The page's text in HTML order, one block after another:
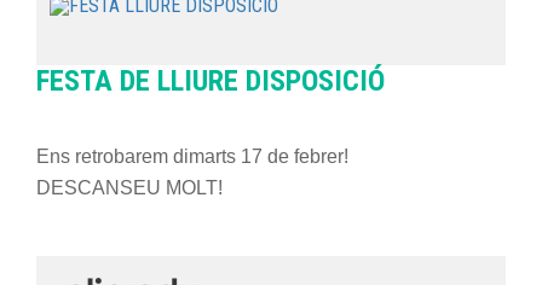
FESTA DE LLIURE DISPOSICIÓ
Ens retrobarem dimarts 17 de febrer!
DESCANSEU MOLT!